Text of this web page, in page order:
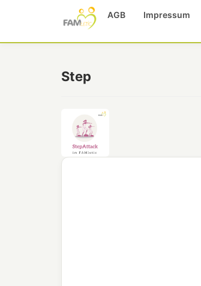
AGB Impressum
Step